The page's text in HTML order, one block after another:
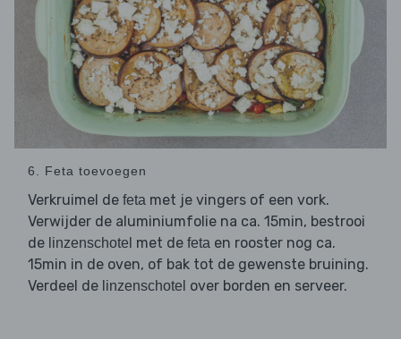
6. Feta toevoegen
Verkruimel de feta met je vingers of een vork.
Verwijder de aluminiumfolie na ca. 15min, bestrooi
de linzenschotel met de feta en rooster nog ca.
15min in de oven, of bak tot de gewenste bruining.
Verdeel de linzenschotel over borden en serveer.